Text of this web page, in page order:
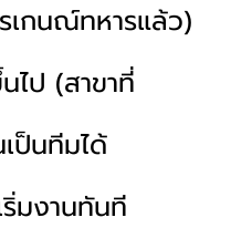
เกนณ์ทหารแล้ว)
ป (สาขาที่
ป็นทีมได้
มงานทันที